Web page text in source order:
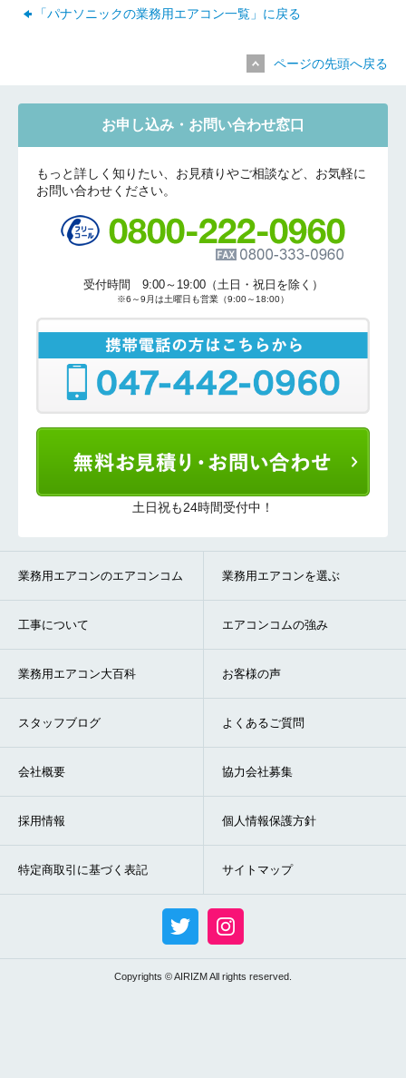
「パナソニックの業務用エアコン一覧」に戻る
ページの先頭へ戻る
お申し込み・お問い合わせ窓口
もっと詳しく知りたい、お見積りやご相談など、お気軽に
お問い合わせください。
受付時間 9:00～19:00（土日・祝日を除く）
※6～9月は土曜日も営業（9:00～18:00）
土日祝も24時間受付中！
業務用エアコンのエアコンコム 業務用エアコンを選ぶ
工事について エアコンコムの強み
業務用エアコン大百科 お客様の声
スタッフブログ よくあるご質問
会社概要 協力会社募集
採用情報 個人情報保護方針
特定商取引に基づく表記 サイトマップ
Copyrights © AIRIZM All rights reserved.